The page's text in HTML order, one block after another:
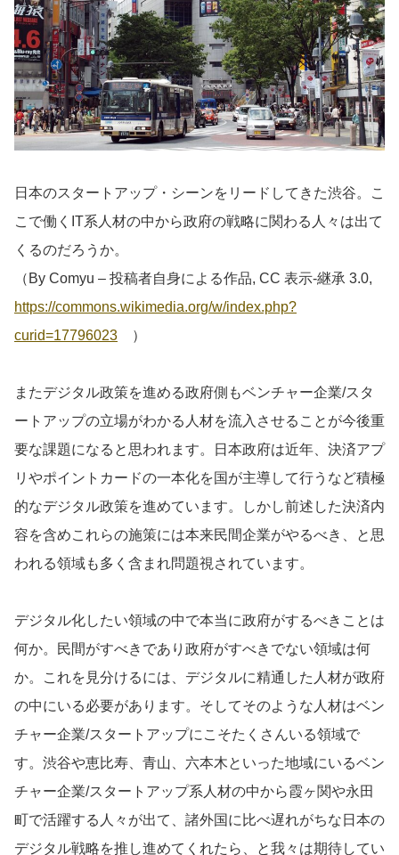
日本のスタートアップ・シーンをリードしてきた渋谷。こ
こで働くIT系人材の中から政府の戦略に関わる人々は出て
くるのだろうか。
（By Comyu – 投稿者自身による作品, CC 表示-継承 3.0,
https://commons.wikimedia.org/w/index.php?
curid=17796023
）
またデジタル政策を進める政府側もベンチャー企業/スタ
ートアップの立場がわかる人材を流入させることが今後重
要な課題になると思われます。日本政府は近年、決済アプ
リやポイントカードの一本化を国が主導して行うなど積極
的なデジタル政策を進めています。しかし前述した決済内
容を含めこれらの施策には本来民間企業がやるべき、と思
われる領域も多く含まれ問題視されています。
デジタル化したい領域の中で本当に政府がするべきことは
何か。民間がすべきであり政府がすべきでない領域は何
か。これを見分けるには、デジタルに精通した人材が政府
の中にいる必要があります。そしてそのような人材はベン
チャー企業/スタートアップにこそたくさんいる領域で
す。渋谷や恵比寿、青山、六本木といった地域にいるベン
チャー企業/スタートアップ系人材の中から霞ヶ関や永田
町で活躍する人々が出て、諸外国に比べ遅れがちな日本の
デジタル戦略を推し進めてくれたら、と我々は期待してい